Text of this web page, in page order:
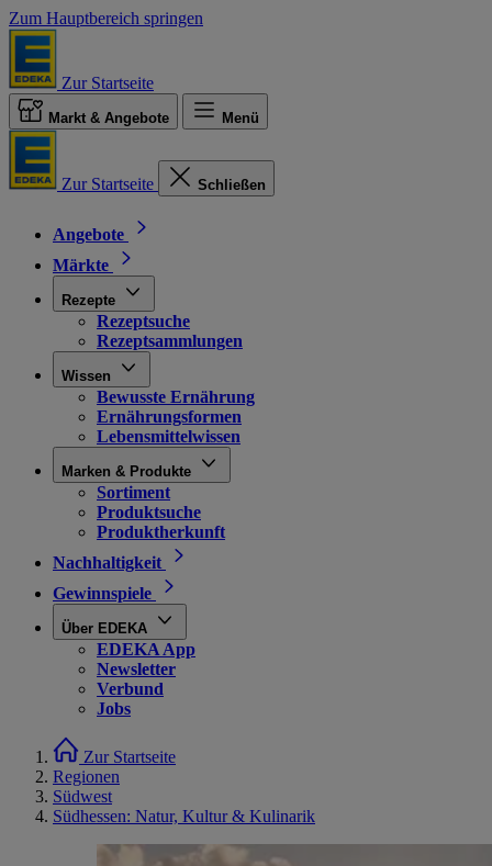
Zum Hauptbereich springen
Zur Startseite
Markt & Angebote Menü
Zur Startseite Schließen
Angebote
Märkte
Rezepte
Rezeptsuche
Rezeptsammlungen
Wissen
Bewusste Ernährung
Ernährungsformen
Lebensmittelwissen
Marken & Produkte
Sortiment
Produktsuche
Produktherkunft
Nachhaltigkeit
Gewinnspiele
Über EDEKA
EDEKA App
Newsletter
Verbund
Jobs
Zur Startseite
Regionen
Südwest
Südhessen: Natur, Kultur & Kulinarik